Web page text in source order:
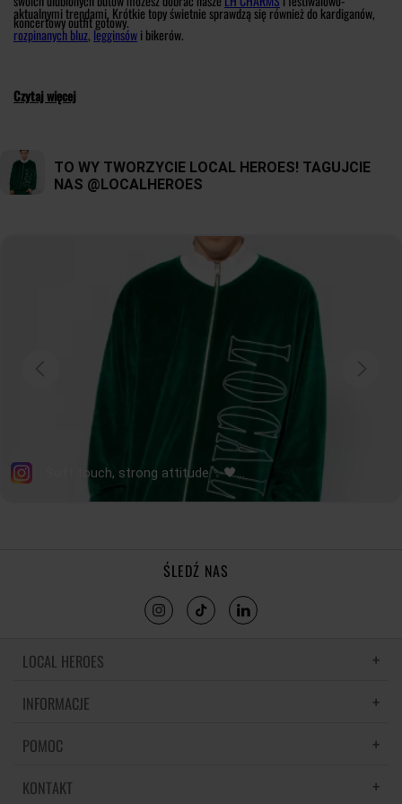
aktualnymi trendami. Krótkie topy świetnie sprawdzą się również do kardiganów,
rozpinanych bluz,legginsówi bikerów.
koncertowy outfit gotowy.
Czytaj więcej
ŚLEDŹ NAS
LOCAL HEROES
LH MEMORIES
INFORMACJE
POLITYKA PRYWATNOŚCI
REGULAMINY PROMOCJI
POMOC
CZĘSTE PYTANIA
KONTAKT